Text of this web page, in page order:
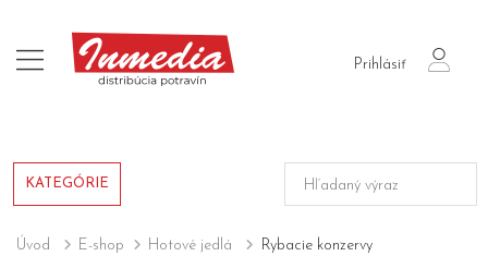
Prihlásiť
login
KATEGÓRIE
Úvod E-shop Hotové jedlá Rybacie konzervy